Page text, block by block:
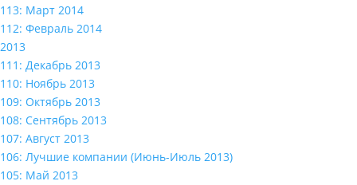
113: Март 2014
112: Февраль 2014
2013
111: Декабрь 2013
110: Ноябрь 2013
109: Октябрь 2013
108: Сентябрь 2013
107: Август 2013
106: Лучшие компании (Июнь-Июль 2013)
105: Май 2013